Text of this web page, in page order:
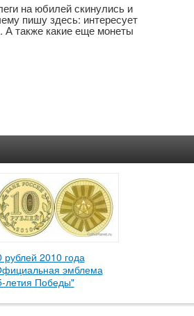
на юбилей скинулись и
пишу здесь: интересует
А также какие еще монеты
рублей 2010 года
эмблема
летия Победы"